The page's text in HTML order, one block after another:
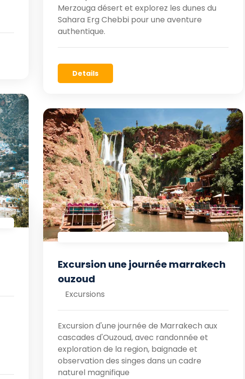
Merzouga désert et explorez les dunes du
Sahara Erg Chebbi pour une aventure
authentique.
Details
Excursion une journée marrakech
ouzoud
Excursions
Excursion d'une journée de Marrakech aux
cascades d'Ouzoud, avec randonnée et
exploration de la region, baignade et
observation des singes dans un cadre
naturel magnifique